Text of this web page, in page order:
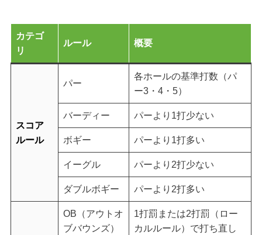
カテゴ
リ
ルール 概要
スコア
ルール
パー
各ホールの基準打数（パ
ー3・4・5）
バーディー パーより1打少ない
ボギー パーより1打多い
イーグル パーより2打少ない
ダブルボギー パーより2打多い
OB（アウトオ
ブバウンズ）
1打罰または2打罰（ロー
カルルール）で打ち直し